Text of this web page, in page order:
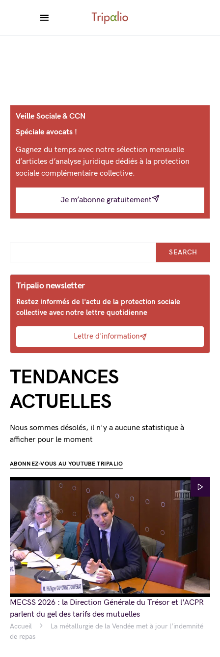
Accueil
La métallurgie de la Vendée met à jour l’indemnité
de repas
Veille Sociale & CCN
Spéciale avocats !
Gagnez du temps avec notre sélection mensuelle
d’articles d’analyse juridique dédiés à la protection
sociale complémentaire collective.
Je m’abonne gratuitement
SEARCH
Tripalio newsletter
Restez informés de l'actu de la protection sociale
collective avec notre lettre quotidienne
Lettre d'information
TENDANCES
ACTUELLES
Nous sommes désolés, il n'y a aucune statistique à
afficher pour le moment
ABONNEZ-VOUS AU YOUTUBE TRIPALIO
MECSS 2026 : la Direction Générale du Trésor et l'ACPR
parlent du gel des tarifs des mutuelles